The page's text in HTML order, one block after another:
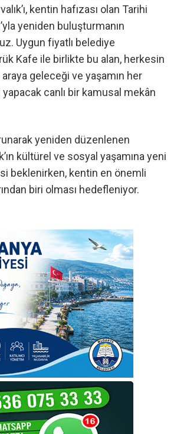
kentin hafızası olan Tarihi
yeniden buluşturmanın
Uygun fiyatlı belediye
Kafe ile birlikte bu alan, herkesin
geleceği ve yaşamın her
yapacak canlı bir kamusal mekân
yeniden düzenlenen
kültürel ve sosyal yaşamına yeni
beklenirken, kentin en önemli
biri olması hedefleniyor.